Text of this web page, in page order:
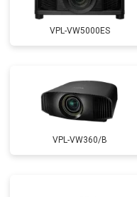
VPL-VW5000ES
VPL-VW360/B